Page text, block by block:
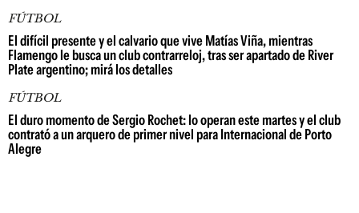
FÚTBOL
El difícil presente y el calvario que vive Matías Viña, mientras
Flamengo le busca un club contrarreloj, tras ser apartado de River
Plate argentino; mirá los detalles
FÚTBOL
El duro momento de Sergio Rochet: lo operan este martes y el club
contrató a un arquero de primer nivel para Internacional de Porto
Alegre